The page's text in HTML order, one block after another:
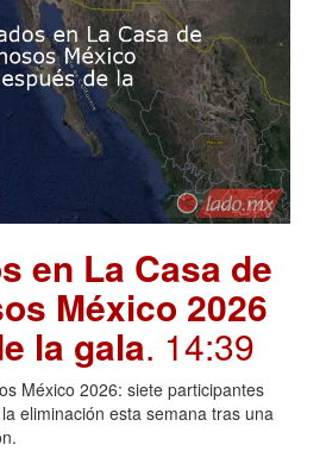
en La Casa de
México 2026
la gala. 14:39
México 2026: siete participantes
eliminación esta semana tras una